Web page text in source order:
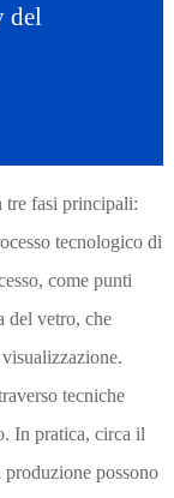
del
fasi principali:
tecnologico di
come punti
del vetro, che
tecniche
In pratica, circa il
possono